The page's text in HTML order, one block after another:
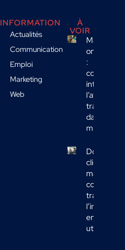
INFORMATION
Actualités
Communication
Emploi
Marketing
Web
À
VOIR
Marketing
omnicanal
:
comment
intégrer
l’affichage
transport
dans votre
mix média
Données
clients
marketing :
comment
en actions
utiles ?